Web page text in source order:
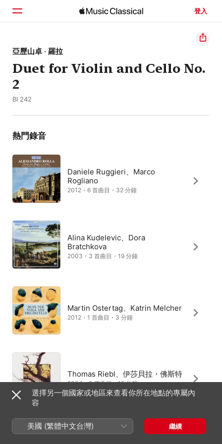
登入
首頁
瀏覽
亞歷山卓 · 羅拉
Duet for Violin and Cello No.
2
BI 242
熱門錄音
Daniele Ruggieri、Marco
Rogliano
2012・6 首曲目・32 分鐘
Alina Kudelevic、Dora
Bratchkova
2003・3 首曲目・19 分鐘
Martin Ostertag、Katrin Melcher
2012・1 首曲目・3 分鐘
Thomas Riebl、伊莎貝拉・佛斯特
2004・3 首曲目・15 分鐘
選擇另一個國家或地區來查看你所在地點的專屬內
容
美國 (繁體中文台灣) 繼續